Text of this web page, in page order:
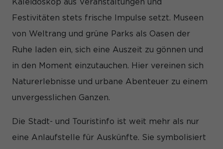
Kaleidoskop aus Veranstaltungen und
Festivitäten stets frische Impulse setzt. Museen
von Weltrang und grüne Parks als Oasen der
Ruhe laden ein, sich eine Auszeit zu gönnen und
in den Moment einzutauchen. Hier vereinen sich
Naturerlebnisse und urbane Abenteuer zu einem
unvergesslichen Ganzen.
Die Stadt- und Touristinfo ist weit mehr als nur
eine Anlaufstelle für Auskünfte. Sie symbolisiert
und Inhalte oder Anzeigen- und Inhaltsmessung.
Informationen über die Verwendung Ihrer Daten finden Sie in
unserer Datenschutzerklärung.
Hier finden Sie eine Übersicht über alle verwendeten
Cookies. Sie können Ihre Einwilligung zu ganzen Kategorien
geben oder sich weitere Informationen anzeigen lassen und
Alle akzeptieren Speichern
Zurück
Datenschutzeinstellungen